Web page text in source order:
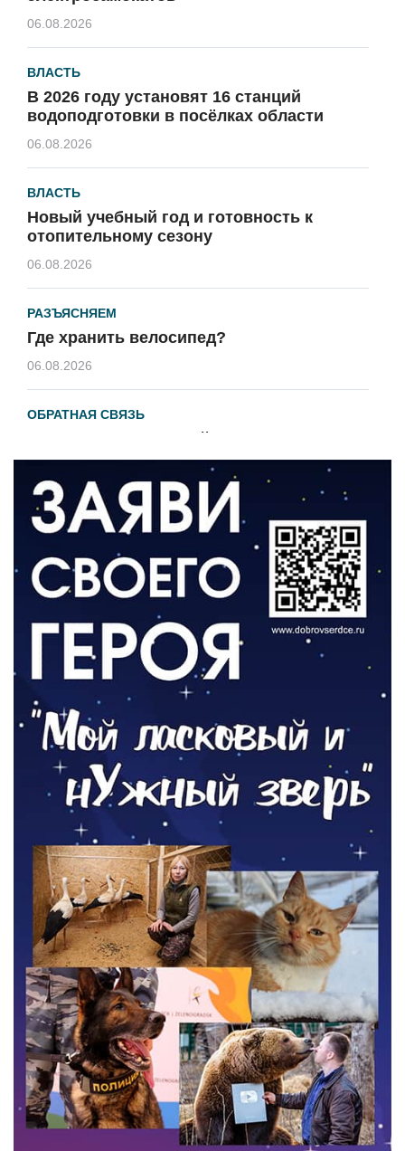
06.08.2026
ВЛАСТЬ
В 2026 году установят 16 станций
водоподготовки в посёлках области
06.08.2026
ВЛАСТЬ
Новый учебный год и готовность к
отопительному сезону
06.08.2026
РАЗЪЯСНЯЕМ
Где хранить велосипед?
06.08.2026
ОБРАТНАЯ СВЯЗЬ
Администрация онлайн
ВЛАСТЬ
День памяти и «Симфония народов»
06.08.2026
Новый настил на экотропе
05.08.2026